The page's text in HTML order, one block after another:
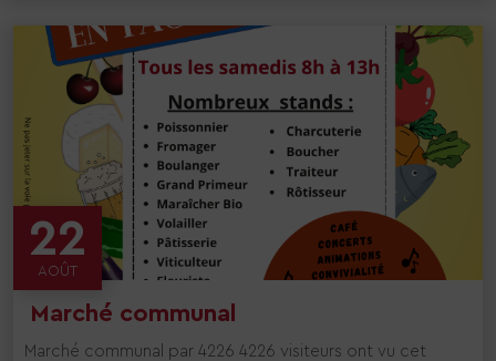
22
AOÛT
Marché communal
Marché communal par 4226 4226 visiteurs ont vu cet